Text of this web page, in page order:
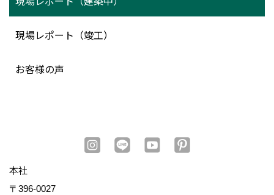
現場レポート（竣工）
お客様の声
本社
〒396-0027